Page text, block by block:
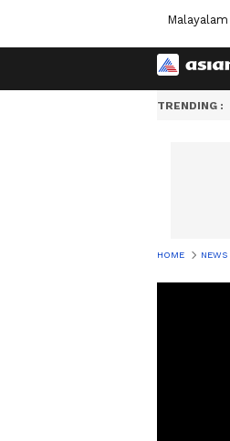
Malayalam
TRENDING :
HOME NEWS